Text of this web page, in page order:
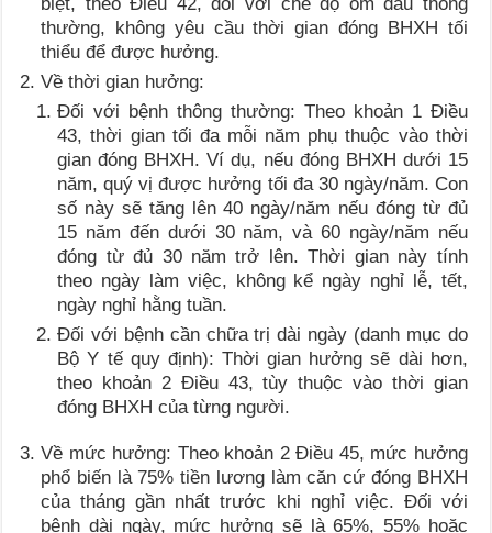
thường, không yêu cầu thời gian đóng BHXH tối
thiểu để được hưởng.
Về thời gian hưởng:
Đối với bệnh thông thường: Theo khoản 1 Điều
43, thời gian tối đa mỗi năm phụ thuộc vào thời
gian đóng BHXH. Ví dụ, nếu đóng BHXH dưới 15
năm, quý vị được hưởng tối đa 30 ngày/năm. Con
số này sẽ tăng lên 40 ngày/năm nếu đóng từ đủ
15 năm đến dưới 30 năm, và 60 ngày/năm nếu
đóng từ đủ 30 năm trở lên. Thời gian này tính
theo ngày làm việc, không kể ngày nghỉ lễ, tết,
ngày nghỉ hằng tuần.
Đối với bệnh cần chữa trị dài ngày (danh mục do
Bộ Y tế quy định): Thời gian hưởng sẽ dài hơn,
theo khoản 2 Điều 43, tùy thuộc vào thời gian
đóng BHXH của từng người.
Về mức hưởng: Theo khoản 2 Điều 45, mức hưởng
phổ biến là 75% tiền lương làm căn cứ đóng BHXH
của tháng gần nhất trước khi nghỉ việc. Đối với
bệnh dài ngày, mức hưởng sẽ là 65%, 55% hoặc